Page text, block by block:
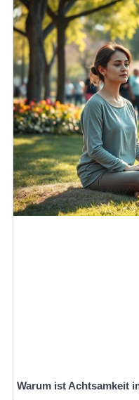
Warum ist Achtsamkeit